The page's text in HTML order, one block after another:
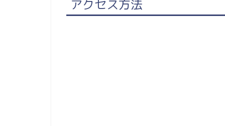
アクセス方法